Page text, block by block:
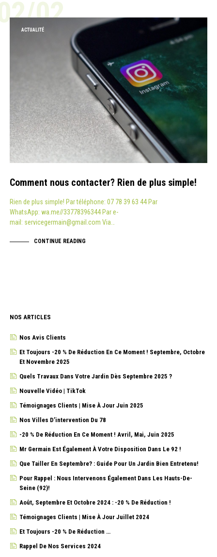
02
ACTUALITÉ
Comment nous contacter? Rien de plus simple!
Rien de plus simple! Par téléphone: 07 78 39 63 44 Par
WhatsApp: wa.me//33778396344 Par e-
mail: servicegermain@gmail.com Via…
CONTINUE READING
NOS ARTICLES
Nos Avis Clients
Et Toujours -20 % De Réduction En Ce Moment ! Septembre, Octobre
Et Novembre 2025
Quels Travaux Dans Votre Jardin Dès Septembre 2025 ?
Nouvelle Vidéo | TikTok
Témoignages Clients | Mise À Jour Juin 2025
Nos Villes D’intervention Du 78
-20 % De Réduction En Ce Moment ! Avril, Mai, Juin 2025
Mr Germain Est Également À Votre Disposition Dans Le 92 !
Que Tailler En Septembre? : Guide Pour Un Jardin Bien Entretenu!
Pour Rappel : Nous Intervenons Également Dans Les Hauts-De-
Seine (92)!
Août, Septembre Et Octobre 2024 : -20 % De Réduction !
Témoignages Clients | Mise À Jour Juillet 2024
Et Toujours -20 % De Réduction …
Rappel De Nos Services 2024